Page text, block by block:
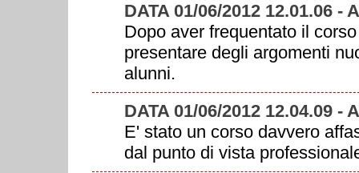
DATA 01/06/2012 12.01.06 -
Dopo aver frequentato il
presentare degli argomenti
alunni.
DATA 01/06/2012 12.04.09 -
E' stato un corso davvero
dal punto di vista